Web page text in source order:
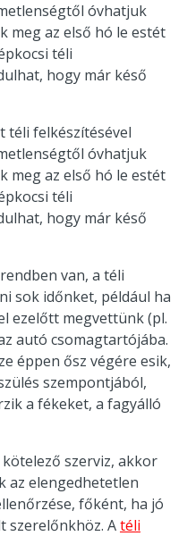
óvhatjuk
meg az első hó le estét
téli
hogy már késő
téli felkészítésével
óvhatjuk
meg az első hó le estét
téli
hogy már késő
van, a téli
sok időnket, például ha
ezelőtt megvettünk (pl.
autó csomagtartójába.
éppen ősz végére esik,
szempontjából,
a fékeket, a fagyálló
szerviz, akkor
az elengedhetetlen
főként, ha jó
szerelőnkhöz. Atéli